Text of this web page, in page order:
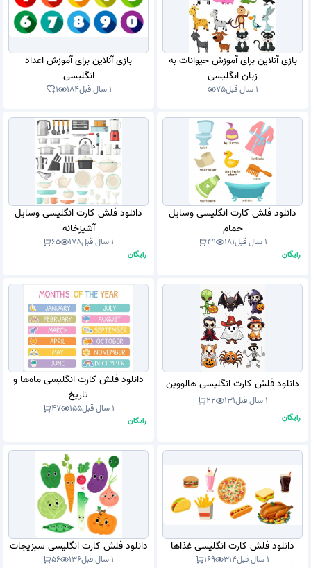
بازی آنلاین برای آموزش حیوانات به
زبان انگلیسی
1 سال قبل 75
بازی آنلاین برای آموزش اعداد
انگلیسی
1 سال قبل 184
1
دانلود فلش کارت انگلیسی وسایل
حمام
1 سال قبل 181
49
رایگان
دانلود فلش کارت انگلیسی وسایل
آشپزخانه
1 سال قبل 178
65
رایگان
دانلود فلش کارت انگلیسی هالووین
1 سال قبل 131
22
رایگان
دانلود فلش کارت انگلیسی ماه‌ها و
تاریخ
1 سال قبل 155
47
رایگان
دانلود فلش کارت انگلیسی غذاها
1 سال قبل 314
169
دانلود فلش کارت انگلیسی سبزیجات
1 سال قبل 136
56